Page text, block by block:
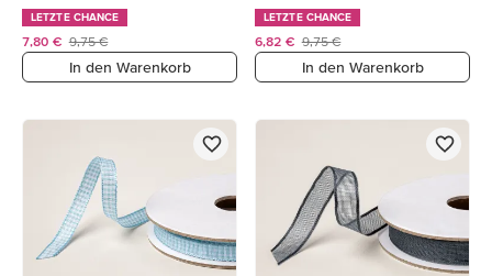
LETZTE CHANCE
7,80 € 9,75 €
In den Warenkorb
LETZTE CHANCE
6,82 € 9,75 €
In den Warenkorb